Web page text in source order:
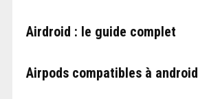
Airdroid : le guide complet
Airpods compatibles à android